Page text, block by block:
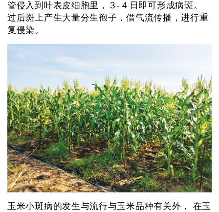
管侵入到叶表皮细胞里，３-４日即可形成病斑。
过后斑上产生大量分生孢子，借气流传播，进行重
复侵染。
玉米小斑病的发生与流行与玉米品种有关外， 在玉